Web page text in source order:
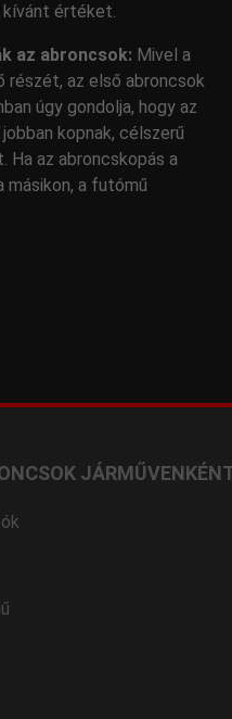
kívánt értéket.
az abroncsok: Mivel a
részét, az első abroncsok
úgy gondolja, hogy az
kopnak, célszerű
az abroncskopás a
másikon, a futómű